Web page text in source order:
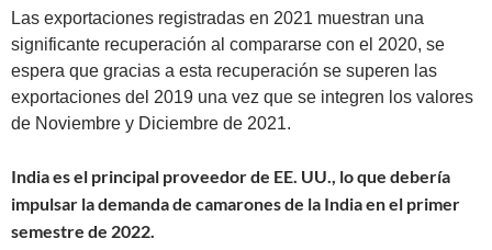
Las exportaciones registradas en 2021 muestran una
significante recuperación al compararse con el 2020, se
espera que gracias a esta recuperación se superen las
exportaciones del 2019 una vez que se integren los valores
de Noviembre y Diciembre de 2021.
India es el principal proveedor de EE. UU., lo que debería
impulsar la demanda de camarones de la India en el primer
semestre de 2022.